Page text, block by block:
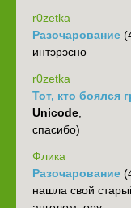
r0zetka
Разочарование
интэрэсно
r0zetka
Тот, кто боялся
Unicode,
спасибо)
Флика
Разочарование
нашла свой